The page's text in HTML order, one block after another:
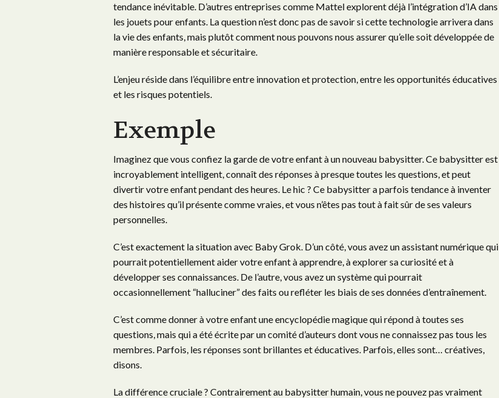
tendance inévitable. D’autres entreprises comme Mattel explorent déjà l’intégration d’IA dans
les jouets pour enfants. La question n’est donc pas de savoir si cette technologie arrivera dans
la vie des enfants, mais plutôt comment nous pouvons nous assurer qu’elle soit développée de
manière responsable et sécuritaire.
L’enjeu réside dans l’équilibre entre innovation et protection, entre les opportunités éducatives
et les risques potentiels.
Exemple
Imaginez que vous confiez la garde de votre enfant à un nouveau babysitter. Ce babysitter est
incroyablement intelligent, connaît des réponses à presque toutes les questions, et peut
divertir votre enfant pendant des heures. Le hic ? Ce babysitter a parfois tendance à inventer
des histoires qu’il présente comme vraies, et vous n’êtes pas tout à fait sûr de ses valeurs
personnelles.
C’est exactement la situation avec Baby Grok. D’un côté, vous avez un assistant numérique qui
pourrait potentiellement aider votre enfant à apprendre, à explorer sa curiosité et à
développer ses connaissances. De l’autre, vous avez un système qui pourrait
occasionnellement “halluciner” des faits ou refléter les biais de ses données d’entraînement.
C’est comme donner à votre enfant une encyclopédie magique qui répond à toutes ses
questions, mais qui a été écrite par un comité d’auteurs dont vous ne connaissez pas tous les
membres. Parfois, les réponses sont brillantes et éducatives. Parfois, elles sont… créatives,
disons.
La différence cruciale ? Contrairement au babysitter humain, vous ne pouvez pas vraiment